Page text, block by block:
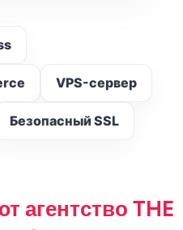
VPS-сервер
Безопасный SSL
агентство THE